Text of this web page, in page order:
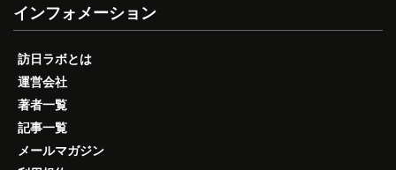
インフォメーション
訪日ラボとは
運営会社
著者一覧
記事一覧
メールマガジン